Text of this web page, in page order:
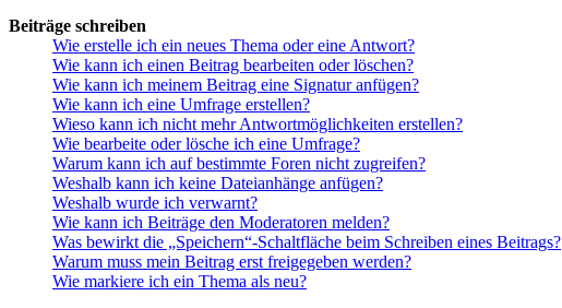
Beiträge schreiben
Wie erstelle ich ein neues Thema oder eine Antwort?
Wie kann ich einen Beitrag bearbeiten oder löschen?
Wie kann ich meinem Beitrag eine Signatur anfügen?
Wie kann ich eine Umfrage erstellen?
Wieso kann ich nicht mehr Antwortmöglichkeiten erstellen?
Wie bearbeite oder lösche ich eine Umfrage?
Warum kann ich auf bestimmte Foren nicht zugreifen?
Weshalb kann ich keine Dateianhänge anfügen?
Weshalb wurde ich verwarnt?
Wie kann ich Beiträge den Moderatoren melden?
Was bewirkt die „Speichern“-Schaltfläche beim Schreiben eines Beitrags?
Warum muss mein Beitrag erst freigegeben werden?
Wie markiere ich ein Thema als neu?